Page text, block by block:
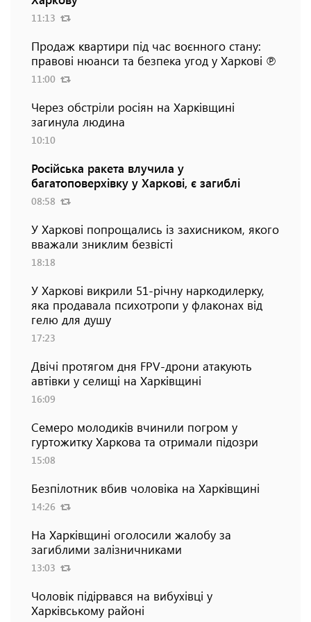
11:13
Продаж квартири під час воєнного стану:
правові нюанси та безпека угод у Харкові ℗
11:00
Через обстріли росіян на Харківщині
загинула людина
10:10
Російська ракета влучила у
багатоповерхівку у Харкові, є загиблі
08:58
У Харкові попрощались із захисником, якого
вважали зниклим безвісті
18:18
У Харкові викрили 51-річну наркодилерку,
яка продавала психотропи у флаконах від
гелю для душу
17:23
Двічі протягом дня FPV-дрони атакують
автівки у селищі на Харківщині
16:09
Семеро молодиків вчинили погром у
гуртожитку Харкова та отримали підозри
15:08
Безпілотник вбив чоловіка на Харківщині
14:26
На Харківщині оголосили жалобу за
загиблими залізничниками
13:03
Чоловік підірвався на вибухівці у
Харківському районі